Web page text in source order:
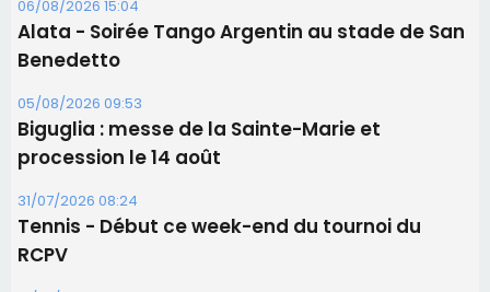
06/08/2026 15:57
Ucciani – Marché des producteurs à Cruculi le
11 août
06/08/2026 15:25
Corte – L’association A Nuciola organise une
projection sous les étoiles
06/08/2026 15:04
Alata - Soirée Tango Argentin au stade de San
Benedetto